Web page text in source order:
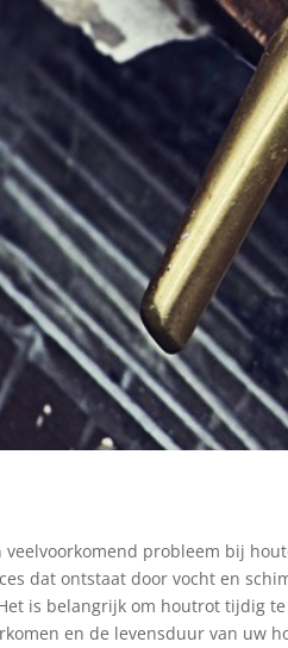
veelvoorkomend probleem bij
dat ontstaat door vocht en
is belangrijk om houtrot tijdig
en de levensduur van uw